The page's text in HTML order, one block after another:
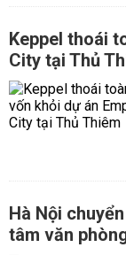
Keppel thoái
City tại Thủ
Hà Nội
tâm văn